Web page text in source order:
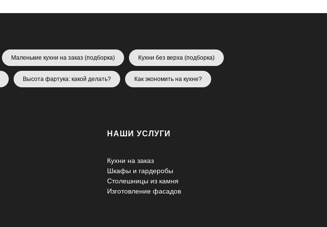
Маленькие кухни на заказ (подборка) Кухни без верха (подборка)
Высота фартука: какой делать? Как экономить на кухне?
НАШИ УСЛУГИ
Кухни на заказ
Шкафы и гардеробы
Столешницы из камня
Изготовление фасадов